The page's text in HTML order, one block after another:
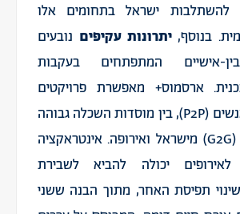
להשתלבות ישראל בתחומים אלו
.בנוסף,יתרונות עקיפים נובעים
אישיים המתפתחים בעקבות
ארסמוס+ מאפשרת פרויקטים
המפגישים בין אנשים (P2P), בין מוסדות השכלה גבוהה
ובין גופי ממשל (G2G) מישראל ואירופה. אינטראקציה
יכולה להביא לשבירת
תפיסת האחר, מתוך הבנה ששני